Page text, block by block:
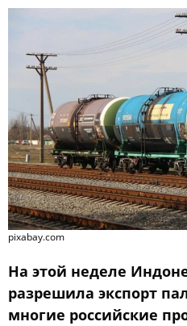
pixabay.com
На этой неделе
разрешила экспорт
многие российские